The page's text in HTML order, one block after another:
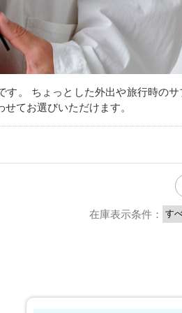
。 ちょっとした外出や旅行時のサ
てお選びいただけます。
在庫表示条件：